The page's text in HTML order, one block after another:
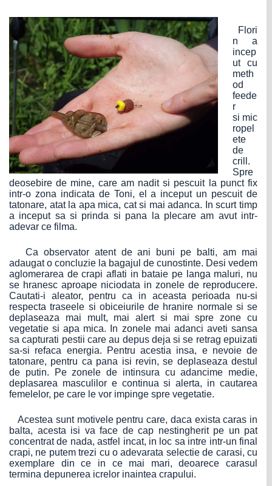
Flori
n a
incep
ut cu
meth
od
feede
r
si mic
ropel
ete
de
crill.
Spre
deosebire de mine, care am nadit si pescuit la punct fix
intr-o zona indicata de Toni, el a inceput un pescuit de
tatonare, atat la apa mica, cat si mai adanca. In scurt timp
a inceput sa si prinda si pana la plecare am avut intr-
adevar ce filma.
Ca observator atent de ani buni pe balti, am mai
adaugat o concluzie la bagajul de cunostinte. Desi vedem
aglomerarea de crapi aflati in bataie pe langa maluri, nu
se hranesc aproape niciodata in zonele de reproducere.
Cautati-i aleator, pentru ca in aceasta perioada nu-si
respecta traseele si obiceiurile de hranire normale si se
deplaseaza mai mult, mai alert si mai spre zone cu
vegetatie si apa mica. In zonele mai adanci aveti sansa
sa capturati pestii care au depus deja si se retrag epuizati
sa-si refaca energia. Pentru acestia insa, e nevoie de
tatonare, pentru ca pana isi revin, se deplaseaza destul
de putin. Pe zonele de intinsura cu adancime medie,
deplasarea masculilor e continua si alerta, in cautarea
femelelor, pe care le vor impinge spre vegetatie.
Acestea sunt motivele pentru care, daca exista caras in
balta, acesta isi va face de cap nestingherit pe un pat
concentrat de nada, astfel incat, in loc sa intre intr-un final
crapi, ne putem trezi cu o adevarata selectie de carasi, cu
exemplare din ce in ce mai mari, deoarece carasul
termina depunerea icrelor inaintea crapului.